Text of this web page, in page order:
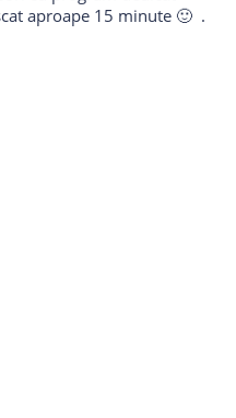
aproape 15 minute 🙂 .